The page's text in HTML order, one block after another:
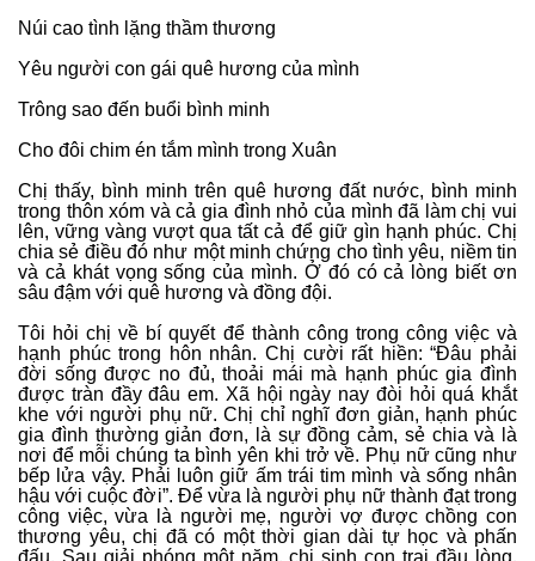
Núi cao tình lặng thầm thương
Yêu người con gái quê hương của mình
Trông sao đến buổi bình minh
Cho đôi chim én tắm mình trong Xuân
Chị thấy, bình minh trên quê hương đất nước, bình minh
trong thôn xóm và cả gia đình nhỏ của mình đã làm chị vui
lên, vững vàng vượt qua tất cả để giữ gìn hạnh phúc. Chị
chia sẻ điều đó như một minh chứng cho tình yêu, niềm tin
và cả khát vọng sống của mình. Ở đó có cả lòng biết ơn
sâu đậm với quê hương và đồng đội.
Tôi hỏi chị về bí quyết để thành công trong công việc và
hạnh phúc trong hôn nhân. Chị cười rất hiền: “Đâu phải
đời sống được no đủ, thoải mái mà hạnh phúc gia đình
được tràn đầy đâu em. Xã hội ngày nay đòi hỏi quá khắt
khe với người phụ nữ. Chị chỉ nghĩ đơn giản, hạnh phúc
gia đình thường giản đơn, là sự đồng cảm, sẻ chia và là
nơi để mỗi chúng ta bình yên khi trở về. Phụ nữ cũng như
bếp lửa vậy. Phải luôn giữ ấm trái tim mình và sống nhân
hậu với cuộc đời”. Để vừa là người phụ nữ thành đạt trong
công việc, vừa là người mẹ, người vợ được chồng con
thương yêu, chị đã có một thời gian dài tự học và phấn
đấu. Sau giải phóng một năm, chị sinh con trai đầu lòng.